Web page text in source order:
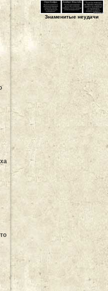
Знаменитые неудачи